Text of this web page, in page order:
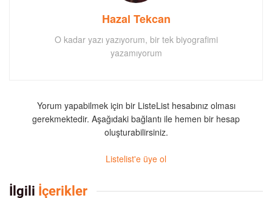
Hazal Tekcan
O kadar yazı yazıyorum, bir tek biyografimi
yazamıyorum
Yorum yapabilmek için bir ListeList hesabınız olması
gerekmektedir. Aşağıdaki bağlantı ile hemen bir hesap
oluşturabilirsiniz.
Listelist'e üye ol
İlgili İçerikler